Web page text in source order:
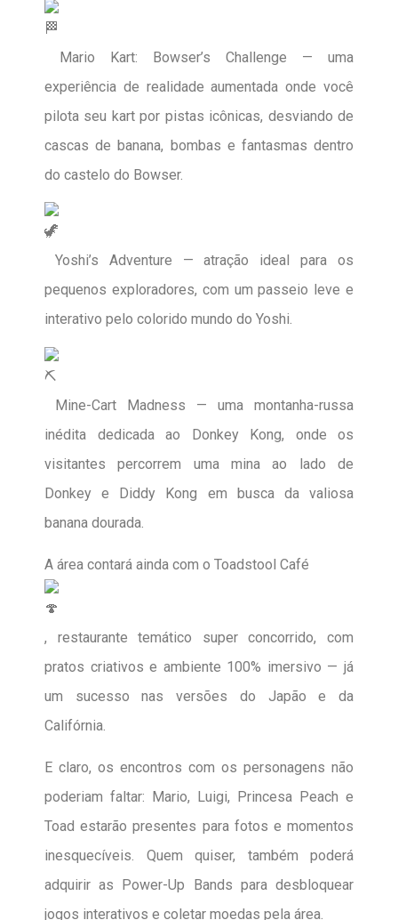
Mario Kart: Bowser’s Challenge — uma
experiência de realidade aumentada onde você
pilota seu kart por pistas icônicas, desviando de
cascas de banana, bombas e fantasmas dentro
do castelo do Bowser.
Yoshi’s Adventure — atração ideal para os
pequenos exploradores, com um passeio leve e
interativo pelo colorido mundo do Yoshi.
Mine-Cart Madness — uma montanha-russa
inédita dedicada ao Donkey Kong, onde os
visitantes percorrem uma mina ao lado de
Donkey e Diddy Kong em busca da valiosa
banana dourada.
A área contará ainda com o Toadstool Café
, restaurante temático super concorrido, com
pratos criativos e ambiente 100% imersivo — já
um sucesso nas versões do Japão e da
Califórnia.
E claro, os encontros com os personagens não
poderiam faltar: Mario, Luigi, Princesa Peach e
Toad estarão presentes para fotos e momentos
inesquecíveis. Quem quiser, também poderá
adquirir as Power-Up Bands para desbloquear
jogos interativos e coletar moedas pela área.